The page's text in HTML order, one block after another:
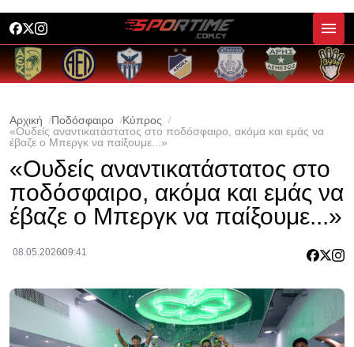
Αρχική Ποδόσφαιρο
Κύπρος
«Ουδείς αναντικατάστατος στο ποδόσφαιρο, ακόμα και εμάς να
έβαζε ο Μπεργκ να παίξουμε...»
«Ουδείς αναντικατάστατος στο
ποδόσφαιρο, ακόμα και εμάς να
έβαζε ο Μπεργκ να παίξουμε...»
08.05.202609:41